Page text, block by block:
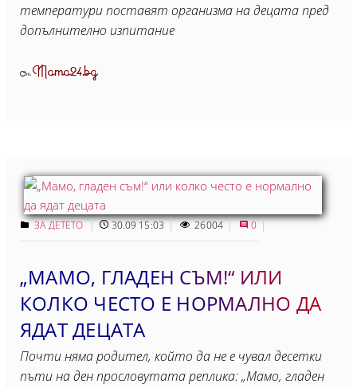
температури поставят организма на децата пред
допълнително изпитание
ОтMama24.bg
ЗА ДЕТЕТО 30.09 15:03 26004 0
„МАМО, ГЛАДЕН СЪМ!“ ИЛИ
КОЛКО ЧЕСТО Е НОРМАЛНО ДА
ЯДАТ ДЕЦАТА
Почти няма родител, който да не е чувал десетки
пъти на ден прословутата реплика: „Мамо, гладен